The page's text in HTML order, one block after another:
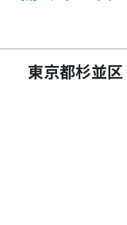
東京都杉並